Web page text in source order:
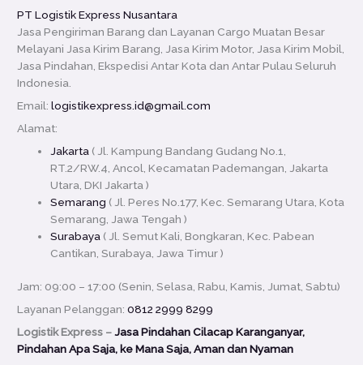
PT Logistik Express Nusantara
Jasa Pengiriman Barang dan Layanan Cargo Muatan Besar
Melayani Jasa Kirim Barang, Jasa Kirim Motor, Jasa Kirim Mobil,
Jasa Pindahan, Ekspedisi Antar Kota dan Antar Pulau Seluruh
Indonesia.
Email:logistikexpress.id@gmail.com
Alamat:
Jakarta ( Jl. Kampung Bandang Gudang No.1,
RT.2/RW.4, Ancol, Kecamatan Pademangan, Jakarta
Utara, DKI Jakarta )
Semarang ( Jl. Peres No.177, Kec. Semarang Utara, Kota
Semarang, Jawa Tengah )
Surabaya ( Jl. Semut Kali, Bongkaran, Kec. Pabean
Cantikan, Surabaya, Jawa Timur )
Jam: 09:00 – 17:00 (Senin, Selasa, Rabu, Kamis, Jumat, Sabtu)
Layanan Pelanggan:0812 2999 8299
Logistik Express –Jasa Pindahan Cilacap Karanganyar,
Pindahan Apa Saja, ke Mana Saja, Aman dan Nyaman